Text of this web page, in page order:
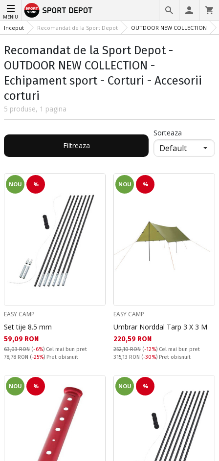
MENIU
Inceput Recomandat de la Sport Depot OUTDOOR NEW COLLECTION
Recomandat de la Sport Depot -
OUTDOOR NEW COLLECTION -
Echipament sport - Corturi - Accesorii
corturi
5 produse, 1 pagina
Filtreaza
Sorteaza
NOU %
EASY CAMP
Set tije 8.5 mm
Текуща цена:
59,09 RON
63,03 RON (-6%) Cel mai bun pret
Pret obisnuit:
78,78 RON (-25%) Pret obisnuit
NOU %
EASY CAMP
Umbrar Norddal Tarp 3 X 3 M
Текуща цена:
220,59 RON
252,10 RON (-12%) Cel mai bun pret
Pret obisnuit:
315,13 RON (-30%) Pret obisnuit
NOU % NOU %